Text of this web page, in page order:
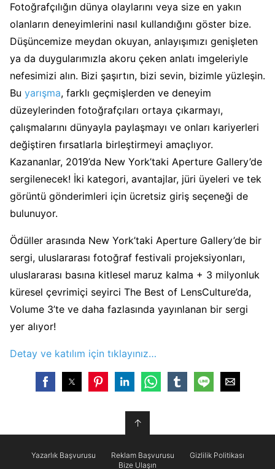
Fotoğrafçılığın dünya olaylarını veya size en yakın
olanların deneyimlerini nasıl kullandığını göster bize.
Düşüncemize meydan okuyan, anlayışımızı genişleten
ya da duygularımızla akoru çeken anlatı imgeleriyle
nefesimizi alın. Bizi şaşırtın, bizi sevin, bizimle yüzleşin.
Bu yarışma, farklı geçmişlerden ve deneyim
düzeylerinden fotoğrafçıları ortaya çıkarmayı,
çalışmalarını dünyayla paylaşmayı ve onları kariyerleri
değiştiren fırsatlarla birleştirmeyi amaçlıyor.
Kazananlar, 2019’da New York’taki Aperture Gallery’de
sergilenecek! İki kategori, avantajlar, jüri üyeleri ve tek
görüntü gönderimleri için ücretsiz giriş seçeneği de
bulunuyor.
Ödüller arasında New York’taki Aperture Gallery’de bir
sergi, uluslararası fotoğraf festivali projeksiyonları,
uluslararası basına kitlesel maruz kalma + 3 milyonluk
küresel çevrimiçi seyirci The Best of LensCulture’da,
Volume 3’te ve daha fazlasında yayınlanan bir sergi
yer alıyor!
Detay ve katılım için tıklayınız…
↑
Yazarlık Başvurusu Reklam Başvurusu
Gizlilik Politikası
Bize Ulaşın